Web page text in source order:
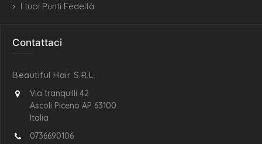
I tuoi Punti Fedeltà
Contattaci
Beautiful Hair S.R.L.
Via tranquilli 42
Ascoli Piceno AP 63100
Italia
0736690106